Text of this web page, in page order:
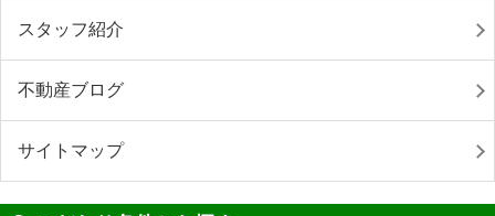
スタッフ紹介
不動産ブログ
サイトマップ